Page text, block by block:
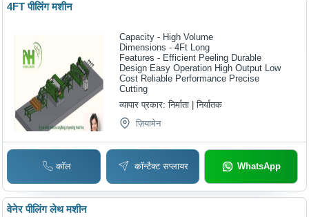
4FT पीलिंग मशीन
Capacity - High Volume
Dimensions - 4Ft Long
Features - Efficient Peeling Durable
Design Easy Operation High Output Low
Cost Reliable Performance Precise
Cutting
व्यापार प्रकार:निर्माता | निर्यातक
ज़ियामेन
कॉल कॉन्टैक्ट सप्लायर WhatsApp
वेनेर पीलिंग लेथ मशीन